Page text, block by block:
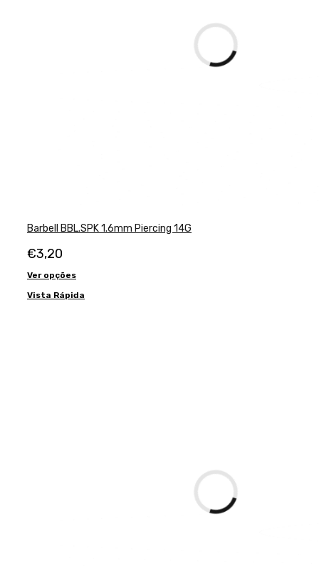
Barbell BBL.SPK 1.6mm Piercing 14G
€3,20
Ver opções
Vista Rápida